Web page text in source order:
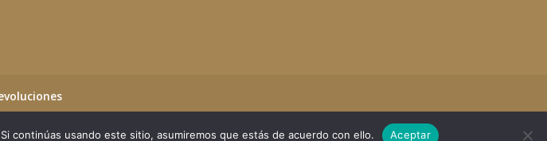
continúas usando este sitio, asumiremos que estás de acuerdo con ello. Aceptar